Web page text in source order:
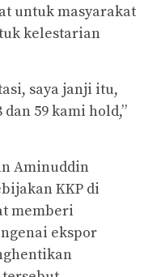
untuk masyarakat
kelestarian
saya janji itu,
59 kami hold,”
Aminuddin
KKP di
memberi
ekspor